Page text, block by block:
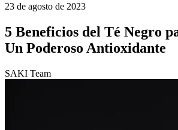
23 de agosto de 2023
5 Beneficios del Té Negro
Un Poderoso Antioxidante
SAKI Team